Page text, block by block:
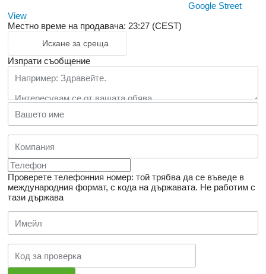
Google Street
View
Местно време на продавача: 23:27 (CEST)
Искане за среща
Изпрати съобщение
Проверете телефонния номер: той трябва да се въведе в
международния формат, с кода на държавата. Не работим с
тази държава